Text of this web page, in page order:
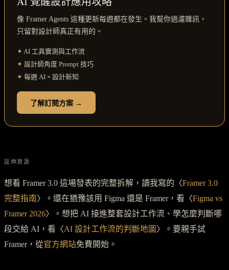
像 Framer Agents 這種更新每週都在發生。我幫你過濾雜訊，
只留對設計師真正有用的。
✦ AI 工具實測與工作流
✦ 設計師角度 Prompt 技巧
✦ 每週 AI × 設計新知
了解訂閱方案 →
延伸資源
想看 Framer 3.0 這場發表的完整拆解，讀我寫的〈Framer 3.0
完整指南〉。還在猶豫該用 Figma 還是 Framer，看〈Figma vs
Framer 2026〉。想把 AI 接進整套設計工作流、學怎麼判斷哪
段交給 AI，看〈AI 設計工作流的判斷地圖 〉。要親手試
Framer，從官方網站免費開始。